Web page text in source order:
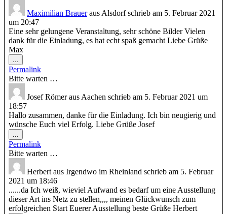
Maximilian Brauer aus Alsdorf schrieb am 5. Februar 2021
um 20:47
Eine sehr gelungene Veranstaltung, sehr schöne Bilder Vielen
dank für die Einladung, es hat echt spaß gemacht Liebe Grüße
Max
...
Metabox
ein-/ausblenden.
Permalink
Bitte warten …
Josef Römeraus Aachen schrieb am 5. Februar 2021 um
18:57
Hallo zusammen, danke für die Einladung. Ich bin neugierig und
wünsche Euch viel Erfolg. Liebe Grüße Josef
...
Metabox
ein-/ausblenden.
Permalink
Bitte warten …
Herbert aus Irgendwo im Rheinland schrieb am 5. Februar
2021 um 18:46
......da Ich weiß, wieviel Aufwand es bedarf um eine Ausstellung
dieser Art ins Netz zu stellen,,,, meinen Glückwunsch zum
erfolgreichen Start Euerer Ausstellung beste Grüße Herbert